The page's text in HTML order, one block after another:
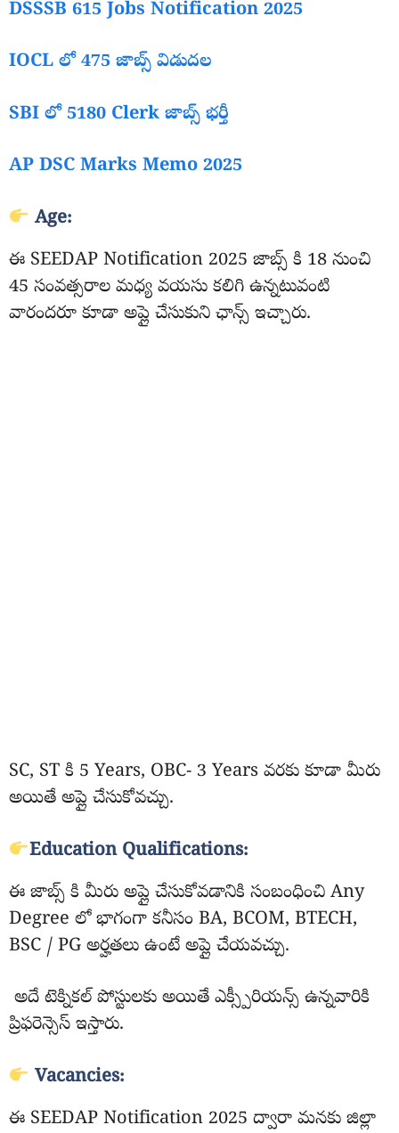
DSSSB 615 Jobs Notification 2025
IOCL లో 475 జాబ్స్ విడుదల
SBI లో 5180 Clerk జాబ్స్ భర్తీ
AP DSC Marks Memo 2025
Age:
ఈ SEEDAP Notification 2025 జాబ్స్ కి 18 నుంచి
45 సంవత్సరాల మధ్య వయసు కలిగి ఉన్నటువంటి
వారందరూ కూడా అప్లై చేసుకుని ఛాన్స్ ఇచ్చారు.
SC, ST కి 5 Years, OBC- 3 Years వరకు కూడా మీరు
అయితే అప్లై చేసుకోవచ్చు.
Education Qualifications:
ఈ జాబ్స్ కి మీరు అప్లై చేసుకోవడానికి సంబంధించి Any
Degree లో భాగంగా కనీసం BA, BCOM, BTECH,
BSC / PG అర్హతలు ఉంటే అప్లై చేయవచ్చు.
అదే టెక్నికల్ పోస్టులకు అయితే ఎక్స్పీరియన్స్ ఉన్నవారికి
ప్రిఫరెన్సెస్ ఇస్తారు.
Vacancies:
ఈ SEEDAP Notification 2025 ద్వారా మనకు జిల్లా